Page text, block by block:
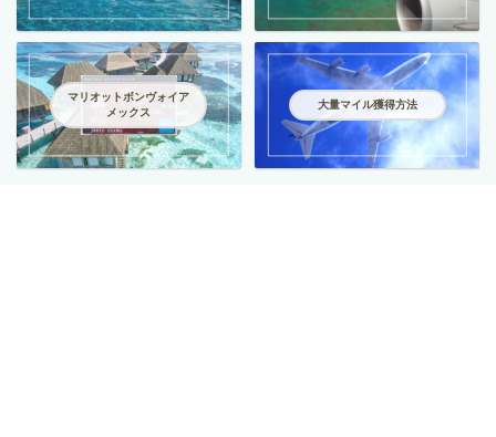
マリオットボンヴォイア
メックス
大量マイル獲得方法